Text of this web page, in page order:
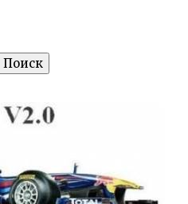
Поиск